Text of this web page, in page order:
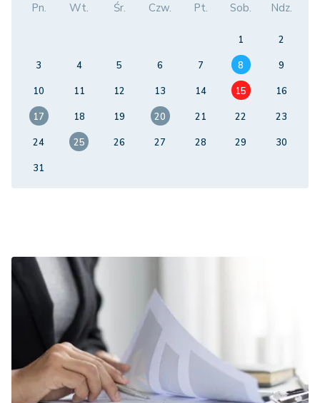
Pn. Wt. Śr. Czw. Pt. Sob. Ndz.
1
2
3
4 5 6 7 8
9
10
11 12 13 14 15
16
17
18 19 20 21 22
23
24
25 26 27 28 29
30
31